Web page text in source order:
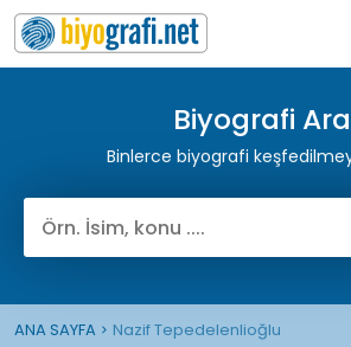
Biyografi
Binlerce biyografi
ANA SAYFA Nazif Tepedelenlioğlu